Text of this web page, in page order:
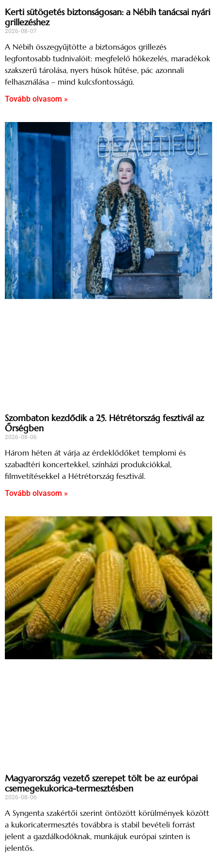
Kerti sütögetés biztonságosan: a Nébih tanácsai nyári
grillezéshez
2026-08-07
A Nébih összegyűjtötte a biztonságos grillezés
legfontosabb tudnivalóit: megfelelő hőkezelés, maradékok
szakszerű tárolása, nyers húsok hűtése, pác azonnali
felhasználása – mind kulcsfontosságú.
Tovább olvasom »
Szombaton kezdődik a 25. Hétrétország fesztivál az
Őrségben
2026-08-06
Három héten át várja az érdeklődőket templomi és
szabadtéri koncertekkel, színházi produkciókkal,
filmvetítésekkel a Hétrétország fesztivál.
Tovább olvasom »
Magyarország vezető szerepet tölt be az európai
csemegekukorica-termesztésben
2026-08-06
A Syngenta szakértői szerint öntözött körülmények között
a kukoricatermesztés továbbra is stabil bevételi forrást
jelent a gazdálkodóknak, munkájuk európai szinten is
jelentős.